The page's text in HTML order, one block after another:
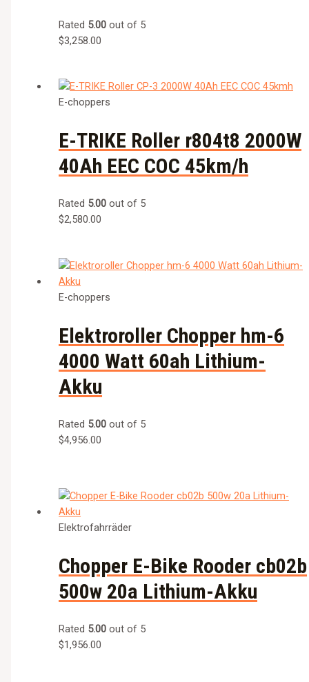
Rated 5.00 out of 5
$3,258.00
E-choppers
E-TRIKE Roller r804t8 2000W
40Ah EEC COC 45km/h
Rated 5.00 out of 5
$2,580.00
E-choppers
Elektroroller Chopper hm-6
4000 Watt 60ah Lithium-
Akku
Rated 5.00 out of 5
$4,956.00
Elektrofahrräder
Chopper E-Bike Rooder cb02b
500w 20a Lithium-Akku
Rated 5.00 out of 5
$1,956.00